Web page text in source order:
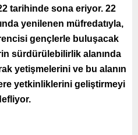
tarihinde sona eriyor. 22
yenilenen müfredatıyla,
gençlerle buluşacak
sürdürülebilirlik alanında
yetişmelerini ve bu alanın
yetkinliklerini geliştirmeyi